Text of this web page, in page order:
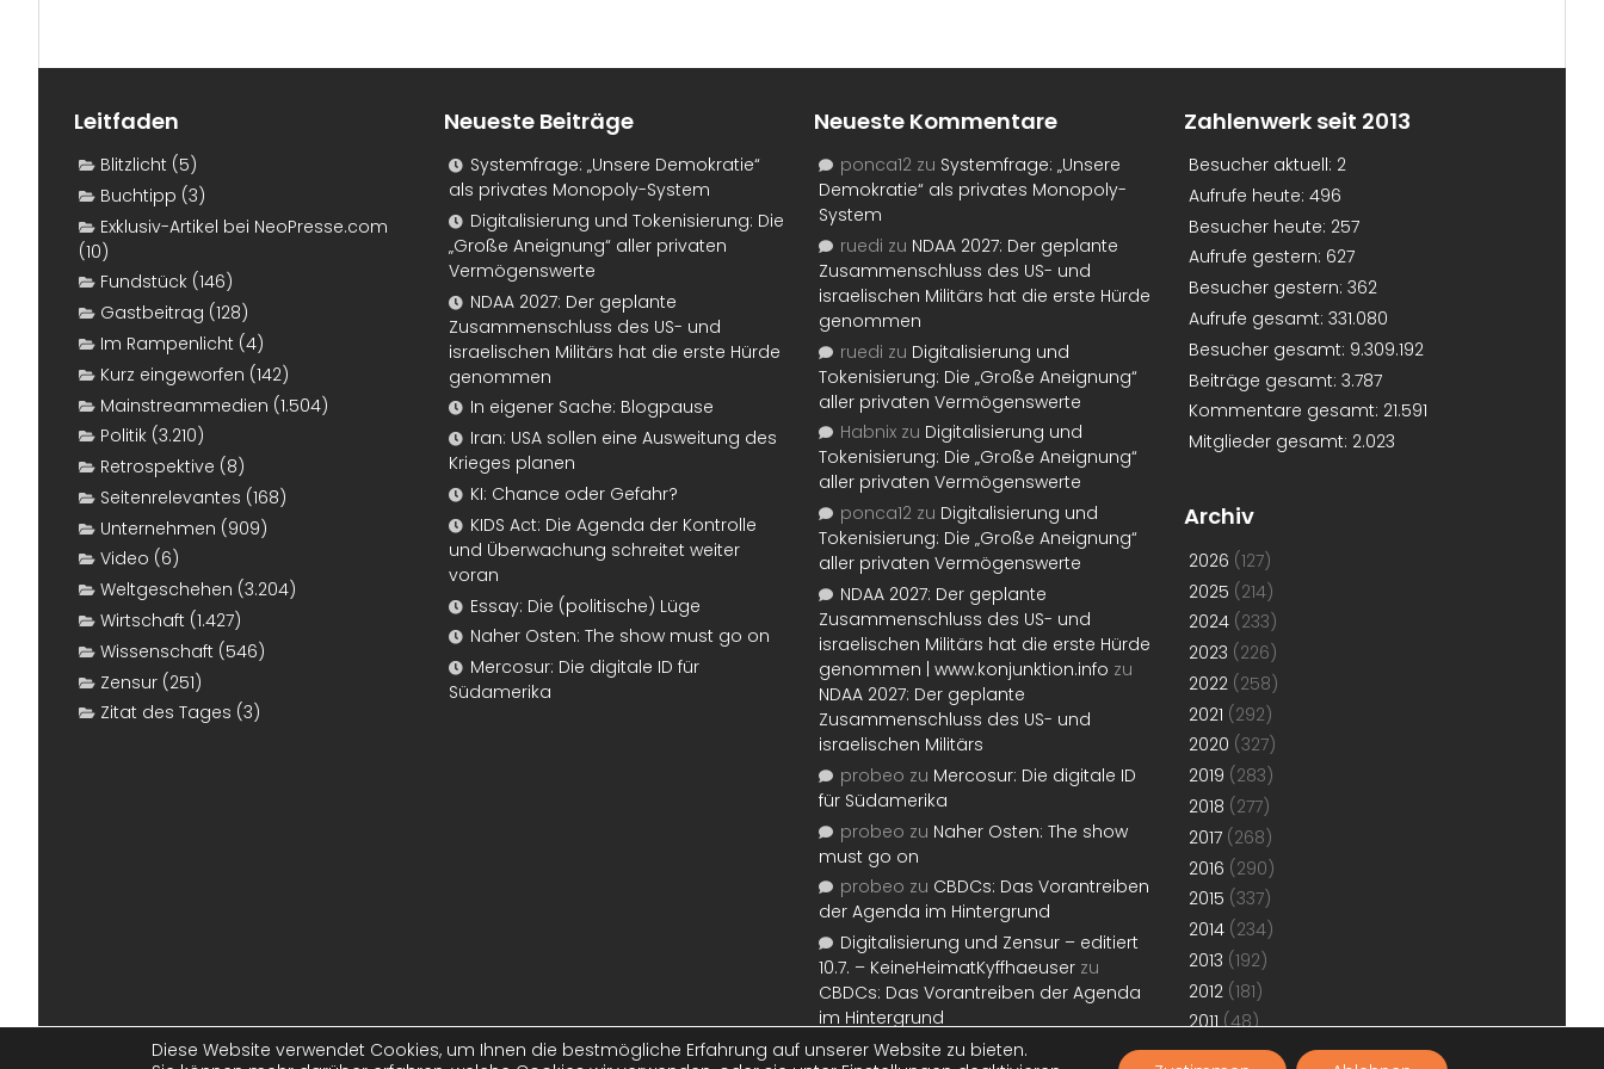
Leitfaden
Blitzlicht (5)
Buchtipp (3)
Exklusiv-Artikel bei NeoPresse.com
(10)
Fundstück (146)
Gastbeitrag (128)
Im Rampenlicht (4)
Kurz eingeworfen (142)
Mainstreammedien (1.504)
Politik (3.210)
Retrospektive (8)
Seitenrelevantes (168)
Unternehmen (909)
Video (6)
Weltgeschehen (3.204)
Wirtschaft (1.427)
Wissenschaft (546)
Zensur (251)
Zitat des Tages (3)
Neueste Beiträge
Systemfrage: „Unsere Demokratie“
als privates Monopoly-System
Digitalisierung und Tokenisierung: Die
„Große Aneignung“ aller privaten
Vermögenswerte
NDAA 2027: Der geplante
Zusammenschluss des US- und
israelischen Militärs hat die erste Hürde
genommen
In eigener Sache: Blogpause
Iran: USA sollen eine Ausweitung des
Krieges planen
KI: Chance oder Gefahr?
KIDS Act: Die Agenda der Kontrolle
und Überwachung schreitet weiter
voran
Essay: Die (politische) Lüge
Naher Osten: The show must go on
Mercosur: Die digitale ID für
Südamerika
Neueste Kommentare
ponca12 zu Systemfrage: „Unsere
Demokratie“ als privates Monopoly-
System
ruedi zu NDAA 2027: Der geplante
Zusammenschluss des US- und
israelischen Militärs hat die erste Hürde
genommen
ruedi zu Digitalisierung und
Tokenisierung: Die „Große Aneignung“
aller privaten Vermögenswerte
Habnix zu Digitalisierung und
Tokenisierung: Die „Große Aneignung“
aller privaten Vermögenswerte
ponca12 zu Digitalisierung und
Tokenisierung: Die „Große Aneignung“
aller privaten Vermögenswerte
NDAA 2027: Der geplante
Zusammenschluss des US- und
israelischen Militärs hat die erste Hürde
genommen | www.konjunktion.info zu
NDAA 2027: Der geplante
Zusammenschluss des US- und
israelischen Militärs
probeo zu Mercosur: Die digitale ID
für Südamerika
probeo zu Naher Osten: The show
must go on
probeo zu CBDCs: Das Vorantreiben
der Agenda im Hintergrund
Digitalisierung und Zensur – editiert
10.7. – KeineHeimatKyffhaeuser zu
CBDCs: Das Vorantreiben der Agenda
im Hintergrund
Zahlenwerk seit 2013
Besucher aktuell: 2
Aufrufe heute: 496
Besucher heute: 257
Aufrufe gestern: 627
Besucher gestern: 362
Aufrufe gesamt: 331.080
Besucher gesamt: 9.309.192
Beiträge gesamt: 3.787
Kommentare gesamt: 21.591
Mitglieder gesamt: 2.023
Archiv
2026 (127)
2025 (214)
2024 (233)
2023 (226)
2022 (258)
2021 (292)
2020 (327)
2019 (283)
2018 (277)
2017 (268)
2016 (290)
2015 (337)
2014 (234)
2013 (192)
2012 (181)
2011(48)
Diese Website verwendet Cookies, um Ihnen die bestmögliche Erfahrung auf unserer Website zu bieten.